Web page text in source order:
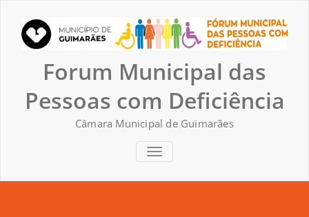
content
Forum Municipal das
Pessoas com Deficiência
Câmara Municipal de Guimarães
TOGGLE NAVIGATION